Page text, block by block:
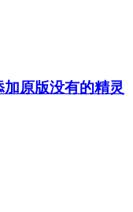
加原版没有的精灵